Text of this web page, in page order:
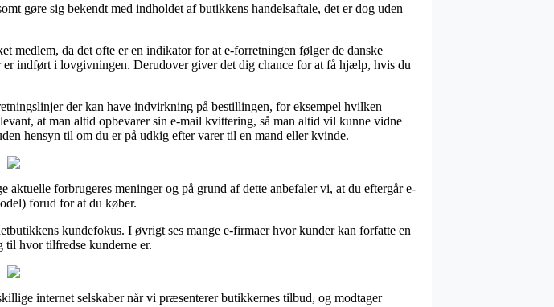
gøre sig bekendt med indholdet af butikkens handelsaftale, det er dog uden
medlem, da det ofte er en indikator for at e-forretningen følger de danske
indført i lovgivningen. Derudover giver det dig chance for at få hjælp, hvis du
der kan have indvirkning på bestillingen, for eksempel hvilken
at man altid opbevarer sin e-mail kvittering, så man altid vil kunne vidne
hensyn til om du er på udkig efter varer til en mand eller kvinde.
forbrugeres meninger og på grund af dette anbefaler vi, at du eftergår e-
forud for at du køber.
kundefokus. I øvrigt ses mange e-firmaer hvor kunder kan forfatte en
hvor tilfredse kunderne er.
internet selskaber når vi præsenterer butikkernes tilbud, og modtager